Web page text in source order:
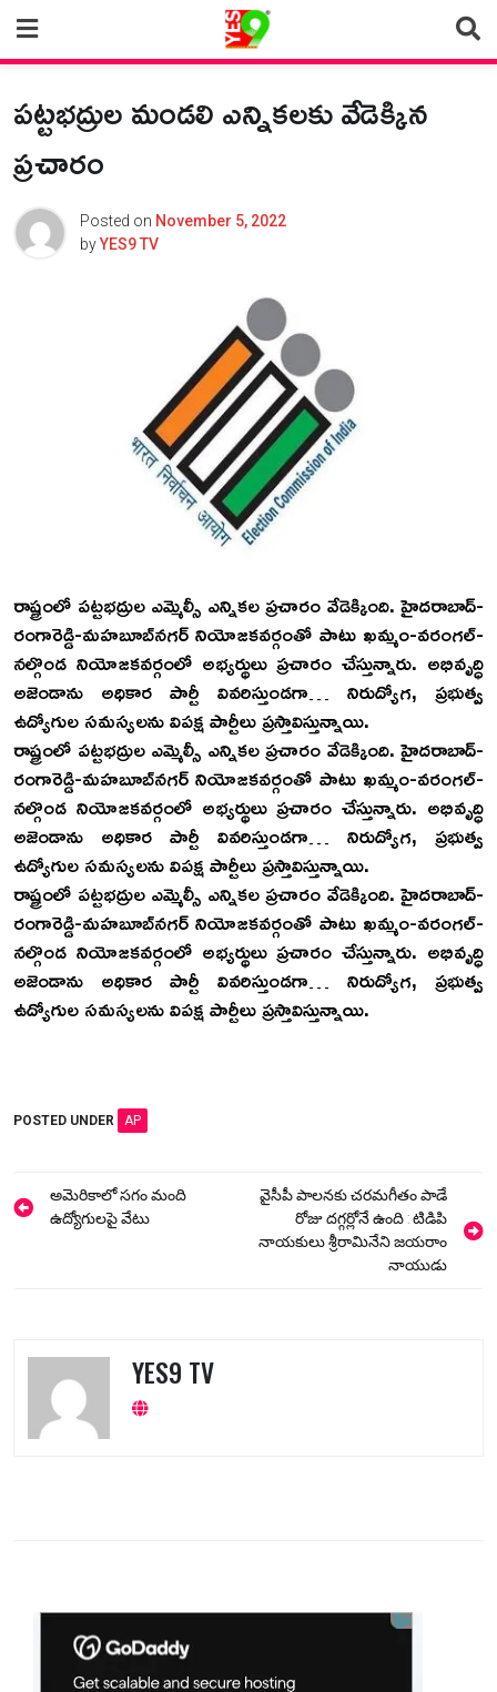
content
పట్టభద్రుల మండలి ఎన్నికలకు వేడెక్కిన
ప్రచారం
Posted on November 5, 2022
byYES9 TV
రాష్ట్రంలో పట్టభద్రుల ఎమ్మెల్సీ ఎన్నికల ప్రచారం వేడెక్కింది. హైదరాబాద్‌-
రంగారెడ్డి-మహబూబ్‌నగర్‌ నియోజకవర్గంతో పాటు ఖమ్మం-వరంగల్‌-
నల్గొండ నియోజకవర్గంలో అభ్యర్థులు ప్రచారం చేస్తున్నారు. అభివృద్ధి
అజెండాను అధికార పార్టీ వివరిస్తుండగా… నిరుద్యోగ, ప్రభుత్వ
ఉద్యోగుల సమస్యలను విపక్ష పార్టీలు ప్రస్తావిస్తున్నాయి.
రాష్ట్రంలో పట్టభద్రుల ఎమ్మెల్సీ ఎన్నికల ప్రచారం వేడెక్కింది. హైదరాబాద్‌-
రంగారెడ్డి-మహబూబ్‌నగర్‌ నియోజకవర్గంతో పాటు ఖమ్మం-వరంగల్‌-
నల్గొండ నియోజకవర్గంలో అభ్యర్థులు ప్రచారం చేస్తున్నారు. అభివృద్ధి
అజెండాను అధికార పార్టీ వివరిస్తుండగా… నిరుద్యోగ, ప్రభుత్వ
ఉద్యోగుల సమస్యలను విపక్ష పార్టీలు ప్రస్తావిస్తున్నాయి.
రాష్ట్రంలో పట్టభద్రుల ఎమ్మెల్సీ ఎన్నికల ప్రచారం వేడెక్కింది. హైదరాబాద్‌-
రంగారెడ్డి-మహబూబ్‌నగర్‌ నియోజకవర్గంతో పాటు ఖమ్మం-వరంగల్‌-
నల్గొండ నియోజకవర్గంలో అభ్యర్థులు ప్రచారం చేస్తున్నారు. అభివృద్ధి
అజెండాను అధికార పార్టీ వివరిస్తుండగా… నిరుద్యోగ, ప్రభుత్వ
ఉద్యోగుల సమస్యలను విపక్ష పార్టీలు ప్రస్తావిస్తున్నాయి.
POSTED UNDER AP
Post
navigation
అమెరికాలో సగం మంది
ఉద్యోగులపై వేటు
వైసీపీ పాలనకు చరమగీతం పాడే
రోజు దగ్గర్లోనే ఉంది : టిడిపి
నాయకులు శ్రీరామినేని జయరాం
నాయుడు
YES9 TV